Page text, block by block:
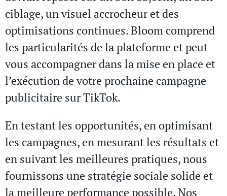
ciblage, un visuel accrocheur et des
optimisations continues. Bloom comprend
les particularités de la plateforme et peut
vous accompagner dans la mise en place et
l’exécution de votre prochaine campagne
publicitaire sur TikTok.
En testant les opportunités, en optimisant
les campagnes, en mesurant les résultats et
en suivant les meilleures pratiques, nous
fournissons une stratégie sociale solide et
la meilleure performance possible. Nos